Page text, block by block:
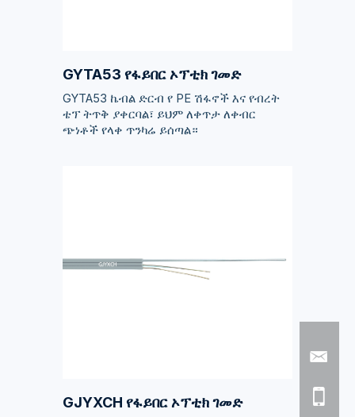
GYTA53 የፋይበር ኦፕቲክ ገመድ
GYTA53 ኬብል ድርብ የ PE ሽፋኖች እና የብረት
ቴፕ ትጥቅ ያቀርባል፣ ይህም ለቀጥታ ለቀብር
ጭነቶች የላቀ ጥንካሬ ይሰጣል።
GJYXCH የፋይበር ኦፕቲክ ገመድ